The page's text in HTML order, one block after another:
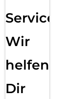
Service:
Wir
helfen
Dir